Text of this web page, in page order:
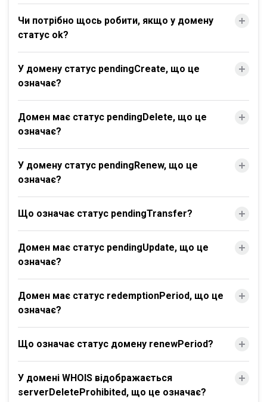
Чи потрібно щось робити, якщо у домену
статус ok?
У домену статус pendingCreate, що це
означає?
Домен має статус pendingDelete, що це
означає?
У домену статус pendingRenew, що це
означає?
Що означає статус pendingTransfer?
Домен має статус pendingUpdate, що це
означає?
Домен має статус redemptionPeriod, що це
означає?
Що означає статус домену renewPeriod?
У домені WHOIS відображається
serverDeleteProhibited, що це означає?